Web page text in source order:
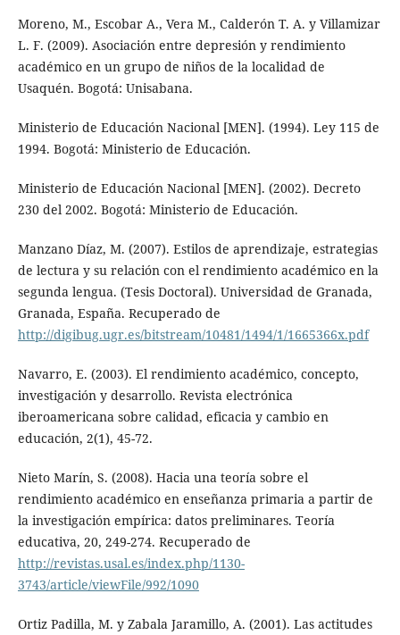
Moreno, M., Escobar A., Vera M., Calderón T. A. y Villamizar
L. F. (2009). Asociación entre depresión y rendimiento
académico en un grupo de niños de la localidad de
Usaquén. Bogotá: Unisabana.
Ministerio de Educación Nacional [MEN]. (1994). Ley 115 de
1994. Bogotá: Ministerio de Educación.
Ministerio de Educación Nacional [MEN]. (2002). Decreto
230 del 2002. Bogotá: Ministerio de Educación.
Manzano Díaz, M. (2007). Estilos de aprendizaje, estrategias
de lectura y su relación con el rendimiento académico en la
segunda lengua. (Tesis Doctoral). Universidad de Granada,
Granada, España. Recuperado de
http://digibug.ugr.es/bitstream/10481/1494/1/1665366x.pdf
Navarro, E. (2003). El rendimiento académico, concepto,
investigación y desarrollo. Revista electrónica
iberoamericana sobre calidad, eficacia y cambio en
educación, 2(1), 45-72.
Nieto Marín, S. (2008). Hacia una teoría sobre el
rendimiento académico en enseñanza primaria a partir de
la investigación empírica: datos preliminares. Teoría
educativa, 20, 249-274. Recuperado de
http://revistas.usal.es/index.php/1130-
3743/article/viewFile/992/1090
Ortiz Padilla, M. y Zabala Jaramillo, A. (2001). Las actitudes